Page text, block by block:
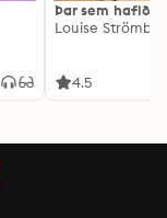
Þar sem hafið
Louise
4.5